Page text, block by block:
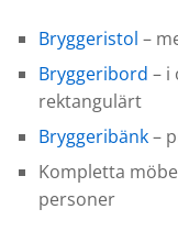
Bryggeristol –
Bryggeribord – i
rektangulärt
Bryggeribänk–
Kompletta
personer